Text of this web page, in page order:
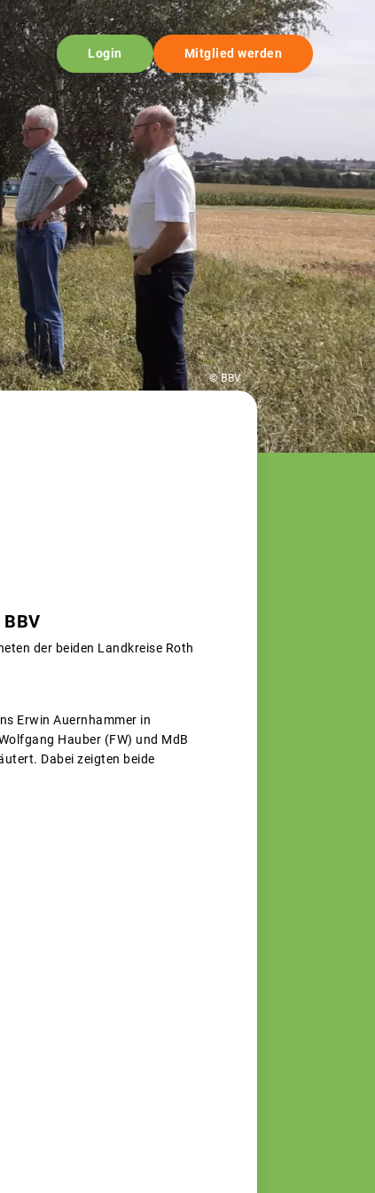
Login Mitglied werden
© BBV
der beiden Landkreise Roth
Erwin Auernhammer in
Hauber (FW) und MdB
Dabei zeigten beide